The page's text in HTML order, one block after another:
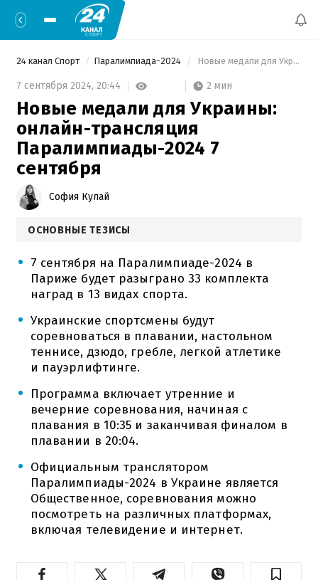
24 канал Спорт Паралимпиада-2024 Новые медали для Украины: онлайн-трансляция Паралимпиады-2024 7 сентября
7 сентября 2024, 20:44 2 мин
Новые медали для Украины:
онлайн-трансляция
Паралимпиады-2024 7
сентября
София Кулай
ОСНОВНЫЕ ТЕЗИСЫ
7 сентября на Паралимпиаде-2024 в
Париже будет разыграно 33 комплекта
наград в 13 видах спорта.
Украинские спортсмены будут
соревноваться в плавании, настольном
теннисе, дзюдо, гребле, легкой атлетике
и пауэрлифтинге.
Программа включает утренние и
вечерние соревнования, начиная с
плавания в 10:35 и заканчивая финалом в
плавании в 20:04.
Официальным транслятором
Паралимпиады-2024 в Украине является
Общественное, соревнования можно
посмотреть на различных платформах,
включая телевидение и интернет.